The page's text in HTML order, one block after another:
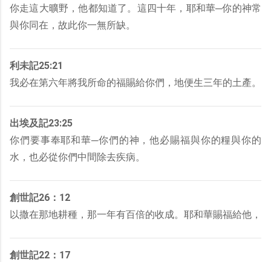
你走這大曠野，他都知道了。這四十年，耶和華─你的神常
與你同在，故此你一無所缺。
利未記25:21
我必在第六年將我所命的福賜給你們，地便生三年的土產。
出埃及記23:25
你們要事奉耶和華─你們的神，他必賜福與你的糧與你的
水，也必從你們中間除去疾病。
創世記26：12
以撒在那地耕種，那一年有百倍的收成。耶和華賜福給他，
創世記22：17